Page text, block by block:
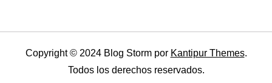
Copyright © 2024 Blog Storm por Kantipur Themes.
Todos los derechos reservados.